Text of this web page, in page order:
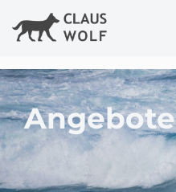
Zum
springen
Angebote